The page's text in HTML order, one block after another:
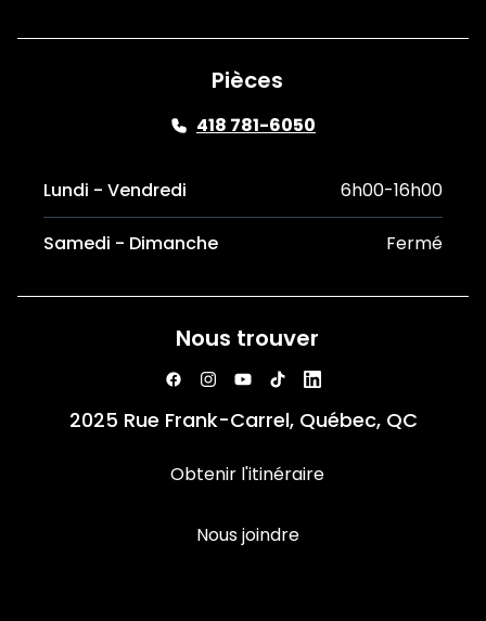
Pièces
418 781-6050
Lundi - Vendredi 6h00-16h00
Samedi - Dimanche Fermé
Nous trouver
2025 Rue Frank-Carrel, Québec, QC
Obtenir l'itinéraire
Nous joindre